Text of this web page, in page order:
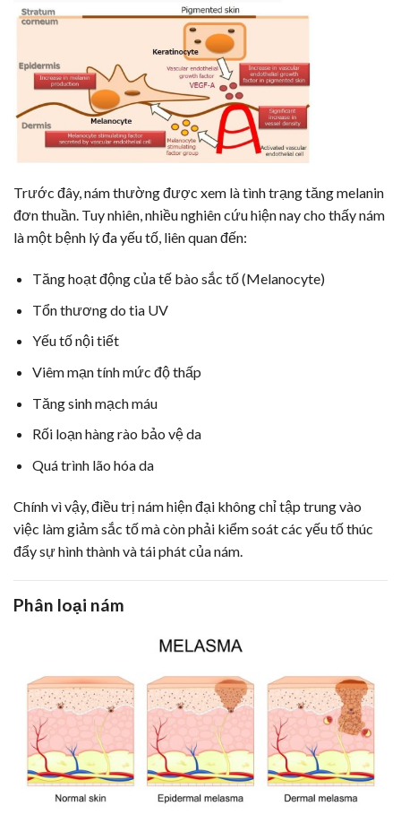
Trước đây, nám thường được xem là tình trạng tăng melanin
đơn thuần. Tuy nhiên, nhiều nghiên cứu hiện nay cho thấy nám
là một bệnh lý đa yếu tố, liên quan đến:
Tăng hoạt động của tế bào sắc tố (Melanocyte)
Tổn thương do tia UV
Yếu tố nội tiết
Viêm mạn tính mức độ thấp
Tăng sinh mạch máu
Rối loạn hàng rào bảo vệ da
Quá trình lão hóa da
Chính vì vậy, điều trị nám hiện đại không chỉ tập trung vào
việc làm giảm sắc tố mà còn phải kiểm soát các yếu tố thúc
đẩy sự hình thành và tái phát của nám.
Phân loại nám